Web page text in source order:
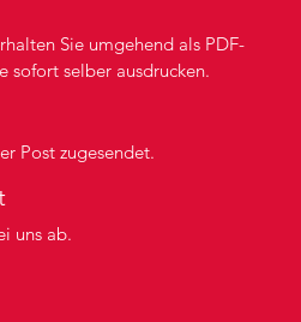
Sie umgehend als PDF-
sofort selber ausdrucken.
Post zugesendet.
uns ab.